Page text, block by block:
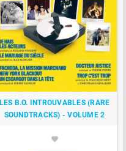
LES B.O. INTROUVABLES (RARE
SOUNDTRACKS) - VOLUME 2
favorite